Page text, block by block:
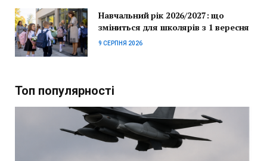
Навчальний рік 2026/2027: що
зміниться для школярів з 1 вересня
9 СЕРПНЯ 2026
Топ популярності